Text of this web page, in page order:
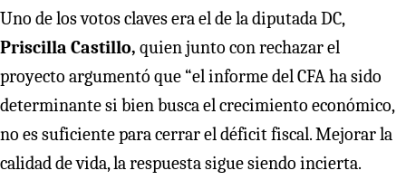
Uno de los votos claves era el de la diputada DC,
Priscilla Castillo, quien junto con rechazar el
proyecto argumentó que “el informe del CFA ha sido
determinante si bien busca el crecimiento económico,
no es suficiente para cerrar el déficit fiscal. Mejorar la
calidad de vida, la respuesta sigue siendo incierta.